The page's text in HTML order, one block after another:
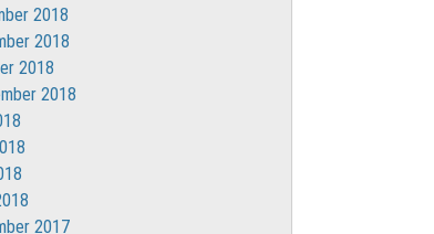
2018
2018
2018
2018
2017